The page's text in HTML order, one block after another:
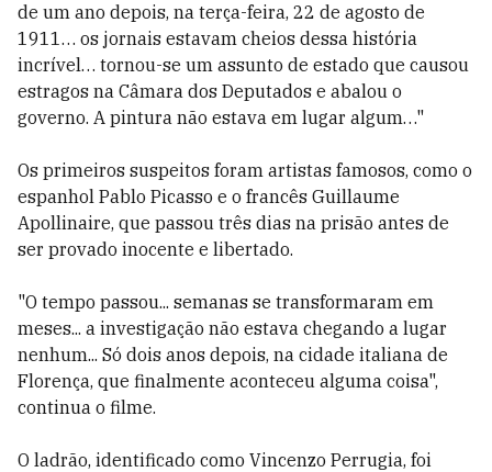
de um ano depois, na terça-feira, 22 de agosto de
1911… os jornais estavam cheios dessa história
incrível… tornou-se um assunto de estado que causou
estragos na Câmara dos Deputados e abalou o
governo. A pintura não estava em lugar algum…"
Os primeiros suspeitos foram artistas famosos, como o
espanhol Pablo Picasso e o francês Guillaume
Apollinaire, que passou três dias na prisão antes de
ser provado inocente e libertado.
"O tempo passou... semanas se transformaram em
meses... a investigação não estava chegando a lugar
nenhum... Só dois anos depois, na cidade italiana de
Florença, que finalmente aconteceu alguma coisa",
continua o filme.
O ladrão, identificado como Vincenzo Perrugia, foi